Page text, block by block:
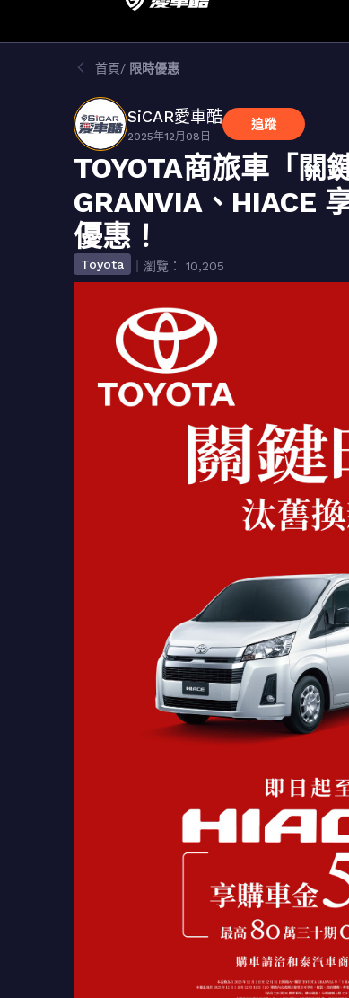
首頁 限時優惠
SiCAR愛車酷
2025年12月08日
追蹤
TOYOTA商旅車「關
GRANVIA、HIACE
優惠！
Toyota ｜瀏覽： 10,205